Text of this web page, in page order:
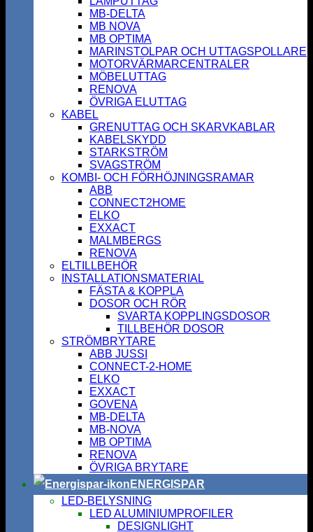
MB-DELTA
MB NOVA
MB OPTIMA
MARINSTOLPAR OCH UTTAGSPOLLARE
MOTORVÄRMARCENTRALER
MÖBELUTTAG
RENOVA
ÖVRIGA ELUTTAG
KABEL
GRENUTTAG OCH SKARVKABLAR
KABELSKYDD
STARKSTRÖM
SVAGSTRÖM
KOMBI- OCH FÖRHÖJNINGSRAMAR
ABB
CONNECT2HOME
ELKO
EXXACT
MALMBERGS
RENOVA
ELTILLBEHÖR
INSTALLATIONSMATERIAL
FÄSTA & KOPPLA
DOSOR OCH RÖR
SVARTA KOPPLINGSDOSOR
TILLBEHÖR DOSOR
STRÖMBRYTARE
ABB JUSSI
CONNECT-2-HOME
ELKO
EXXACT
GOVENA
MB-DELTA
MB-NOVA
MB OPTIMA
RENOVA
ÖVRIGA BRYTARE
ENERGISPAR
LED-BELYSNING
LED ALUMINIUMPROFILER
DESIGNLIGHT